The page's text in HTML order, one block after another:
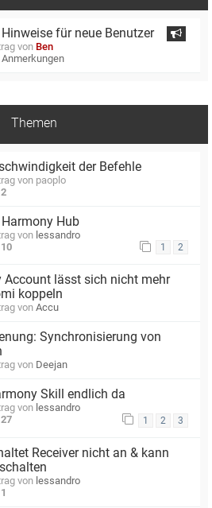
für neue Benutzer
von Ben
Anmerkungen
Themen
der Befehle
von paoplo
2
Hub
von lessandro
10 1 2
Account lässt sich nicht mehr
koppeln
von Accu
Synchronisierung von
von Deejan
Skill endlich da
von lessandro
27 1 2 3
Receiver nicht an & kann
von lessandro
1